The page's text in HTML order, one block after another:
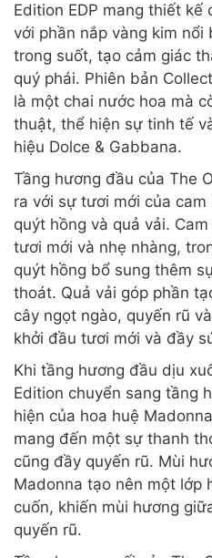
Edition EDP mang thiết
với phần nắp vàng kim nổi
trong suốt, tạo cảm giác
quý phái. Phiên bản
là một chai nước hoa mà
thuật, thể hiện sự tinh tế
hiệu Dolce & Gabbana.
Tầng hương đầu của The
ra với sự tươi mới của
quýt hồng và quả vải.
tươi mới và nhẹ nhàng,
quýt hồng bổ sung thêm
thoát. Quả vải góp phần
cây ngọt ngào, quyến rũ
khởi đầu tươi mới và đầy
Khi tầng hương đầu dịu
Edition chuyển sang tầng
hiện của hoa huệ
mang đến một sự thanh
cũng đầy quyến rũ. Mùi
Madonna tạo nên một lớp
cuốn, khiến mùi hương
quyến rũ.